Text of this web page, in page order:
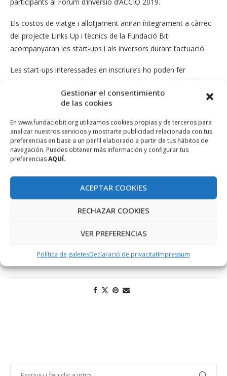
Gestionar el consentimiento
de las cookies
En www.fundaciobit.org utilizamos cookies propias y de terceros para
analizar nuestros servicios y mostrarte publicidad relacionada con tus
preferencias en base a un perfil elaborado a partir de tus hábitos de
navegación. Puedes obtener más información y configurar tus
preferenciasAQUÍ.
ACEPTAR COOKIES
RECHAZAR COOKIES
VER PREFERENCIAS
Política de galetesDeclaració de privacitatImpressum
Els costos de viatge i allotjament aniran íntegrament a càrrec
del projecte Links Up i tècnics de la Fundació Bit
acompanyaran les start-ups i als inversors durant l’actuació.
Les start-ups interessades en inscriure’s ho poden fer
enllaç
, mentre que els inversors ho poden
aquest. El termini d’inscripció finalitza el dia 12
d’abril i en cas de dubtes es poden dirigir al correu electrònic
europeanprojects@fundaciobit.org.